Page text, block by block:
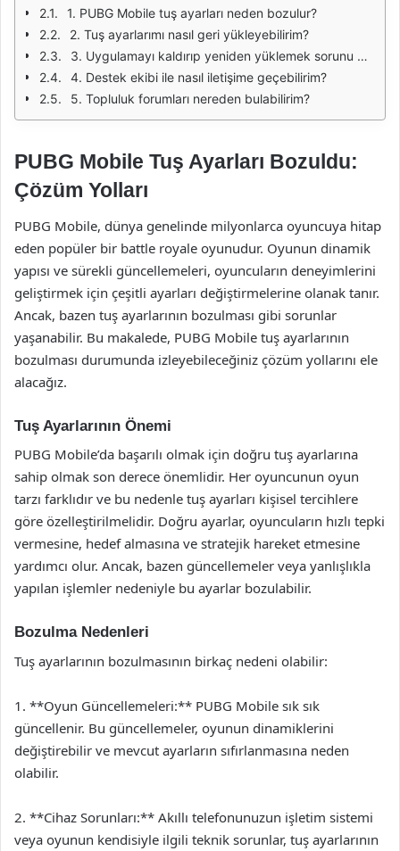
1. PUBG Mobile tuş ayarları neden bozulur?
2. Tuş ayarlarımı nasıl geri yükleyebilirim?
3. Uygulamayı kaldırıp yeniden yüklemek sorunu çözer mi?
4. Destek ekibi ile nasıl iletişime geçebilirim?
5. Topluluk forumları nereden bulabilirim?
PUBG Mobile Tuş Ayarları Bozuldu:
Çözüm Yolları
PUBG Mobile, dünya genelinde milyonlarca oyuncuya hitap
eden popüler bir battle royale oyunudur. Oyunun dinamik
yapısı ve sürekli güncellemeleri, oyuncuların deneyimlerini
geliştirmek için çeşitli ayarları değiştirmelerine olanak tanır.
Ancak, bazen tuş ayarlarının bozulması gibi sorunlar
yaşanabilir. Bu makalede, PUBG Mobile tuş ayarlarının
bozulması durumunda izleyebileceğiniz çözüm yollarını ele
alacağız.
Tuş Ayarlarının Önemi
PUBG Mobile’da başarılı olmak için doğru tuş ayarlarına
sahip olmak son derece önemlidir. Her oyuncunun oyun
tarzı farklıdır ve bu nedenle tuş ayarları kişisel tercihlere
göre özelleştirilmelidir. Doğru ayarlar, oyuncuların hızlı tepki
vermesine, hedef almasına ve stratejik hareket etmesine
yardımcı olur. Ancak, bazen güncellemeler veya yanlışlıkla
yapılan işlemler nedeniyle bu ayarlar bozulabilir.
Bozulma Nedenleri
Tuş ayarlarının bozulmasının birkaç nedeni olabilir:
1. **Oyun Güncellemeleri:** PUBG Mobile sık sık
güncellenir. Bu güncellemeler, oyunun dinamiklerini
değiştirebilir ve mevcut ayarların sıfırlanmasına neden
olabilir.
2. **Cihaz Sorunları:** Akıllı telefonunuzun işletim sistemi
veya oyunun kendisiyle ilgili teknik sorunlar, tuş ayarlarının